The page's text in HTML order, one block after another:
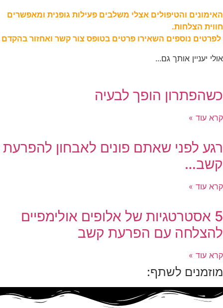
האימונים והטיפולים אצלי משלבים פעילות גופנית ומאפשרים
חווית הצלחות.
לפרטים נוספים השאירו פרטים בטופס צור קשר ואחזור בהקדם
אולי יעניין אותך גם...
כשהפתרון הופך לבעיה
קרא עוד »
רגע לפני שאתם פונים לאבחון להפרעת
קשב…
קרא עוד »
5 אסטרטגיות של אלופים אולימפיים
להצלחה עם הפרעת קשב
קרא עוד »
מוזמנים לשתף: